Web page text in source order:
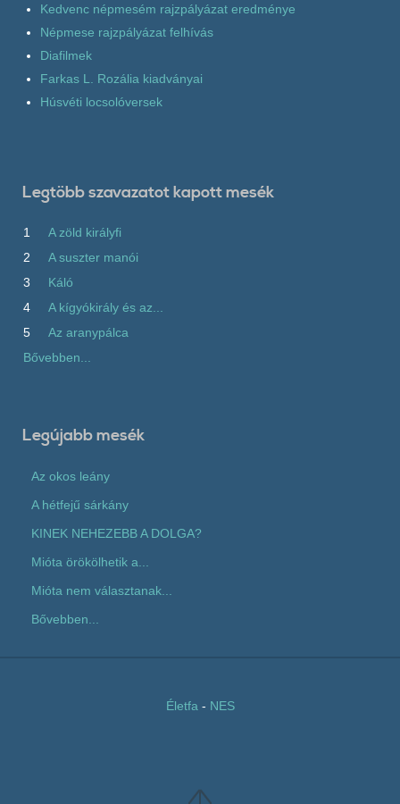
Kedvenc népmesém rajzpályázat eredménye
Népmese rajzpályázat felhívás
Diafilmek
Farkas L. Rozália kiadványai
Húsvéti locsolóversek
Legtöbb szavazatot kapott mesék
1
A zöld királyfi
2
A suszter manói
3
Káló
4
A kígyókirály és az...
5
Az aranypálca
Bővebben...
Legújabb mesék
Az okos leány
A hétfejű sárkány
KINEK NEHEZEBB A DOLGA?
Mióta örökölhetik a...
Mióta nem választanak...
Bővebben...
Életfa - NES